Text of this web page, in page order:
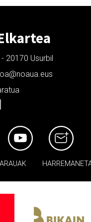
20170 Usurbil
ARAUAK